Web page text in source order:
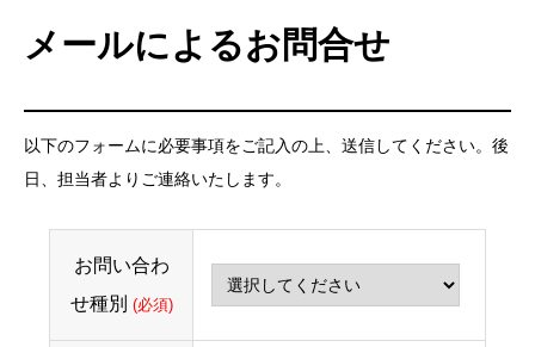
メールによるお問合せ
以下のフォームに必要事項をご記入の上、送信してください。後
日、担当者よりご連絡いたします。
お問い合わ
せ種別 (必須)